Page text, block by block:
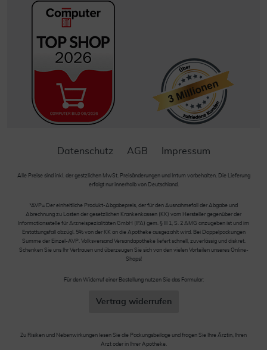
Datenschutz AGB Impressum
Alle Preise sind inkl. der gestzlichen MwSt. Preisänderungen und Irrtum vorbehalten. Die Lieferung
erfolgt nur innerhalb von Deutschland.
*AVP= Der einheitliche Produkt-Abgabepreis, der für den Ausnahmefall der Abgabe und
Abrechnung zu Lasten der gesetzlichen Krankenkassen (KK) vom Hersteller gegenüber der
Informationsstelle für Arzneispezialitäten GmbH (IFA) gem. § III 1, S. 2 AMG anzugeben ist und im
Erstattungsfall abzügl. 5% von der KK an die Apotheke ausgezahlt wird. Bei Doppelpackungen
Summe der Einzel-AVP. Volksversand Versandapotheke liefert schnell, zuverlässig und diskret.
Schenken Sie uns Ihr Vertrauen und überzeugen Sie sich von den vielen Vorteilen unseres Online-
Shops!
Für den Widerruf einer Bestellung nutzen Sie das Formular:
Vertrag widerrufen
Zu Risiken und Nebenwirkungen lesen Sie die Packungsbeilage und fragen Sie Ihre Ärztin, Ihren
Arzt oder in Ihrer Apotheke.